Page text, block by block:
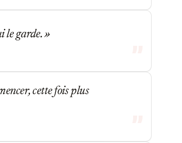
le garde.
cette fois plus